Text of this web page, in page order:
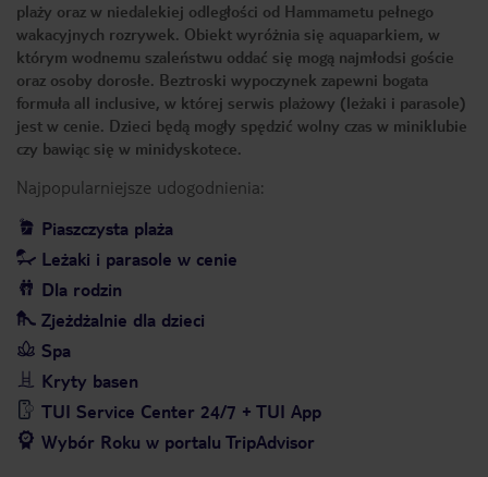
plaży oraz w niedalekiej odległości od Hammametu pełnego
wakacyjnych rozrywek. Obiekt wyróżnia się aquaparkiem, w
którym wodnemu szaleństwu oddać się mogą najmłodsi goście
oraz osoby dorosłe. Beztroski wypoczynek zapewni bogata
formuła all inclusive, w której serwis plażowy (leżaki i parasole)
jest w cenie. Dzieci będą mogły spędzić wolny czas w miniklubie
czy bawiąc się w minidyskotece.
Najpopularniejsze udogodnienia:
Piaszczysta plaża
Leżaki i parasole w cenie
Dla rodzin
Zjeżdżalnie dla dzieci
Spa
Kryty basen
TUI Service Center 24/7 + TUI App
Wybór Roku w portalu TripAdvisor